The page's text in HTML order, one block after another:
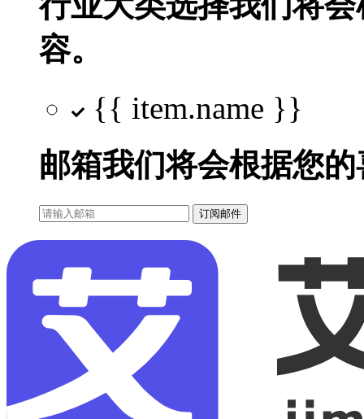
容。
{{ item.name }}
邮箱我们将会根据您
订阅邮件